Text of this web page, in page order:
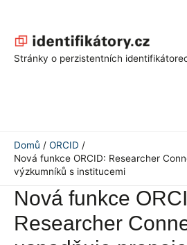
obsah
Stránky o perzistentních
Domů
ORCID
Nová funkce ORCID: Researcher
výzkumníků s institucemi
Nová funkce
Researcher